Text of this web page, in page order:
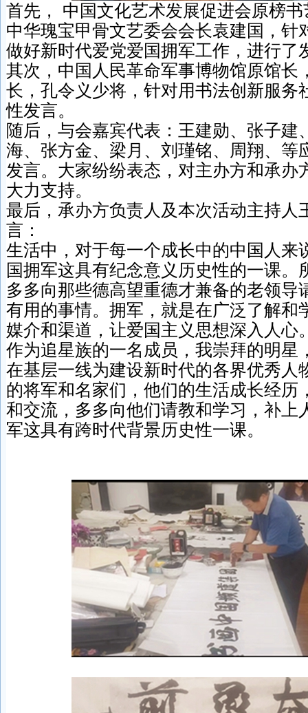
首先， 中国文化艺术发展促进会原榜
中华瑰宝甲骨文艺委会会长袁建国，针
做好新时代爱党爱国拥军工作，进行了
其次，中国人民革命军事博物馆原馆长
长，孔令义少将，针对用书法创新服务
性发言。
随后，与会嘉宾代表：王建勋、张子建
海、张方金、梁月、刘瑾铭、周翔、等
发言。大家纷纷表态，对主办方和承办
大力支持。
最后，承办方负责人及本次活动主持人
言：
生活中，对于每一个成长中的中国人来
国拥军这具有纪念意义历史性的一课。
多多向那些德高望重德才兼备的老领导
有用的事情。拥军，就是在广泛了解和
媒介和渠道，让爱国主义思想深入人心
作为追星族的一名成员，我崇拜的明星
在基层一线为建设新时代的各界优秀人
的将军和名家们，他们的生活成长经历
和交流，多多向他们请教和学习，补上
军这具有跨时代背景历史性一课。